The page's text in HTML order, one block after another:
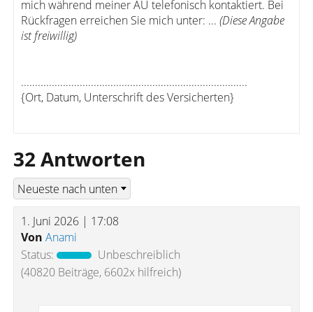
mich während meiner AU telefonisch kontaktiert. Bei
Rückfragen erreichen Sie mich unter: ... (Diese Angabe
ist freiwillig)
.................................................................................
{Ort, Datum, Unterschrift des Versicherten}
32 Antworten
1. Juni 2026 | 17:08
Von Anami
Status:
Unbeschreiblich
(40820 Beiträge, 6602x hilfreich)